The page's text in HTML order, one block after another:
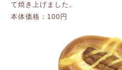
て焼き上げました。
本体価格：100円